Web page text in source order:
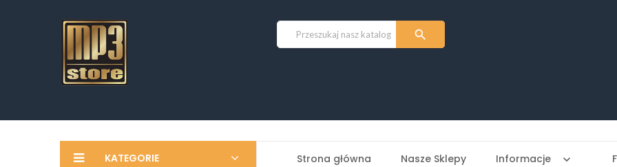

KATEGORIE Strona główna Nasze Sklepy Informacje keyboard_arrow_down